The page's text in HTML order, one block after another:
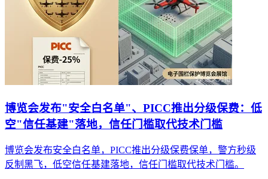
博览会发布"安全白名单"、PICC推出分级保费：低
空"信任基建"落地，信任门槛取代技术门槛
博览会发布安全白名单，PICC推出分级保费保单，警方秒级
反制黑飞，低空信任基建落地，信任门槛取代技术门槛。